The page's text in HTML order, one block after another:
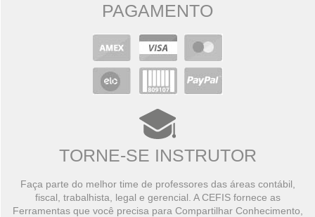
PAGAMENTO
TORNE-SE INSTRUTOR
Faça parte do melhor time de professores das áreas contábil,
fiscal, trabalhista, legal e gerencial. A CEFIS fornece as
Ferramentas que você precisa para Compartilhar Conhecimento,